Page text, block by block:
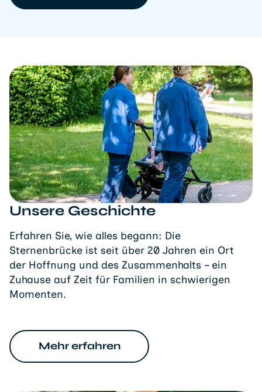
Unsere Geschichte
Erfahren Sie, wie alles begann: Die
Sternenbrücke ist seit über 20 Jahren ein Ort
der Hoffnung und des Zusammenhalts – ein
Zuhause auf Zeit für Familien in schwierigen
Momenten.
Mehr erfahren